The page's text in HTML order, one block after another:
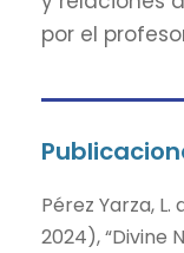
por el
Pérez Yarza,
2024), “Divine